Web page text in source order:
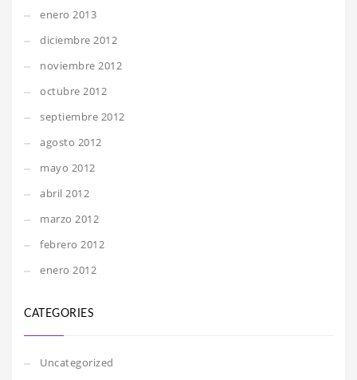
enero 2013
diciembre 2012
noviembre 2012
octubre 2012
septiembre 2012
agosto 2012
mayo 2012
abril 2012
marzo 2012
febrero 2012
enero 2012
CATEGORIES
Uncategorized